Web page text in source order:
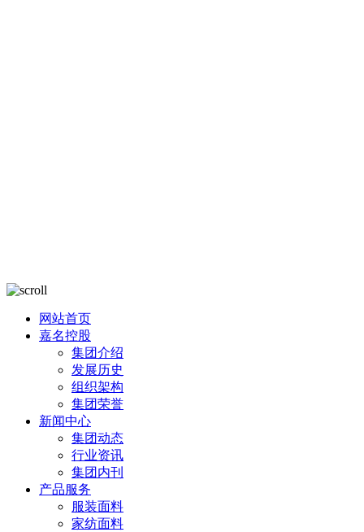
网站首页
嘉名控股
集团介绍
发展历史
组织架构
集团荣誉
新闻中心
集团动态
行业资讯
集团内刊
产品服务
服装面料
家纺面料